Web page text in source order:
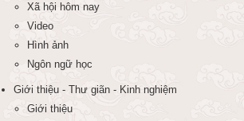
Xã hội hôm nay
Video
Hình ảnh
Ngôn ngữ học
Giới thiệu - Thư giãn - Kinh nghiệm
Giới thiệu